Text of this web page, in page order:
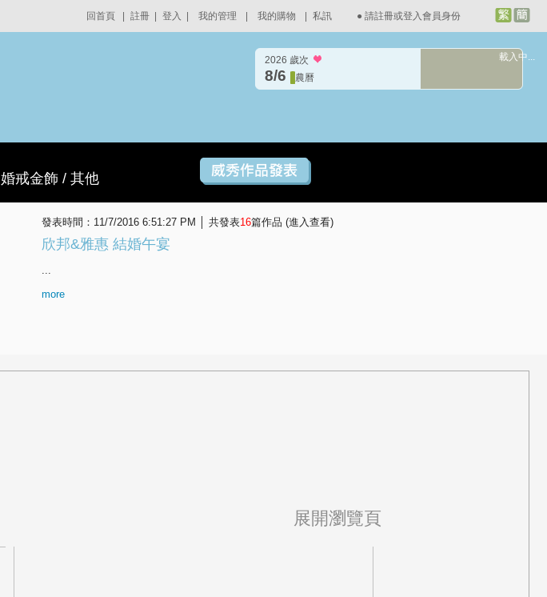
回首頁 註冊 登入 我的管理 我的購物 私訊 ● 請註冊或登入會員身份
2026 歲次
8/6 農曆
載入中...
婚戒金飾 / 其他
發表時間：11/7/2016 6:51:27 PM │ 共發表16篇作品 (進入查看)
欣邦&雅惠 結婚午宴
...
more
展開瀏覽頁